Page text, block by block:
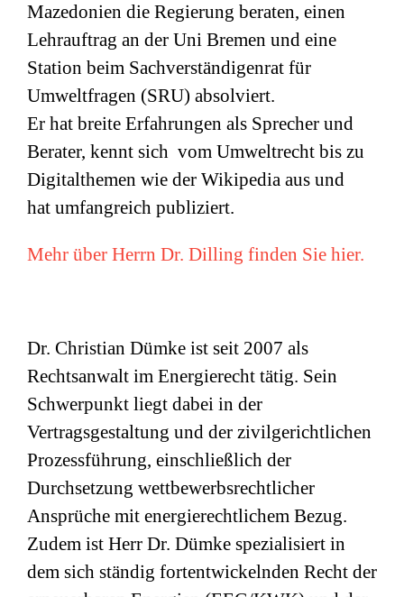
Mazedonien die Regierung beraten, einen
Lehrauftrag an der Uni Bremen und eine
Station beim Sachverständigenrat für
Umweltfragen (SRU) absolviert.
Er hat breite Erfahrungen als Sprecher und
Berater, kennt sich vom Umweltrecht bis zu
Digitalthemen wie der Wikipedia aus und
hat umfangreich publiziert.
Mehr über Herrn Dr. Dilling finden Sie hier.
Dr. Christian Dümke ist seit 2007 als
Rechtsanwalt im Energierecht tätig. Sein
Schwerpunkt liegt dabei in der
Vertragsgestaltung und der zivilgerichtlichen
Prozessführung, einschließlich der
Durchsetzung wettbewerbsrechtlicher
Ansprüche mit energierechtlichem Bezug.
Zudem ist Herr Dr. Dümke spezialisiert in
dem sich ständig fortentwickelnden Recht der